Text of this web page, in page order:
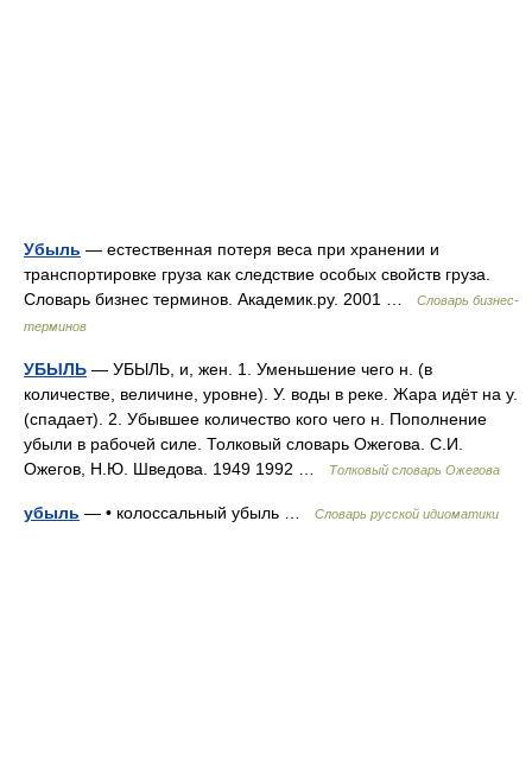
Убыль — естественная потеря веса при хранении и
транспортировке груза как следствие особых свойств груза.
Словарь бизнес терминов. Академик.ру. 2001 …
Словарь бизнес-
терминов
УБЫЛЬ — УБЫЛЬ, и, жен. 1. Уменьшение чего н. (в
количестве, величине, уровне). У. воды в реке. Жара идёт на у.
(спадает). 2. Убывшее количество кого чего н. Пополнение
убыли в рабочей силе. Толковый словарь Ожегова. С.И.
Ожегов, Н.Ю. Шведова. 1949 1992 …
Толковый словарь Ожегова
убыль — • колоссальный убыль … Словарь русской идиоматики